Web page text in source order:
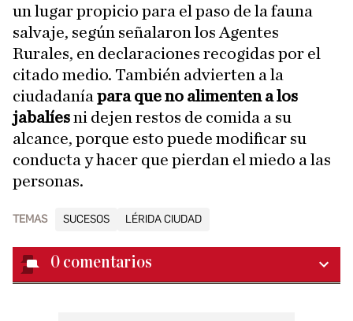
un lugar propicio para el paso de la fauna
salvaje, según señalaron los Agentes
Rurales, en declaraciones recogidas por el
citado medio. También advierten a la
ciudadanía para que no alimenten a los
jabalíesni dejen restos de comida a su
alcance, porque esto puede modificar su
conducta y hacer que pierdan el miedo a las
personas.
TEMAS SUCESOS LÉRIDA CIUDAD
0 comentarios